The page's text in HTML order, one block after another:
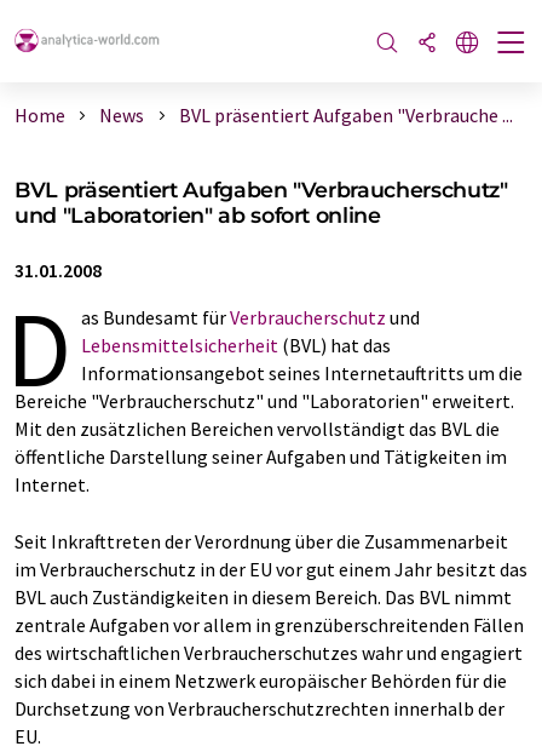
Home News BVL präsentiert Aufgaben "Verbrauche ...
BVL präsentiert Aufgaben "Verbraucherschutz"
und "Laboratorien" ab sofort online
31.01.2008
D as Bundesamt fürVerbraucherschutz und
Lebensmittelsicherheit (BVL) hat das
Informationsangebot seines Internetauftritts um die
Bereiche "Verbraucherschutz" und "Laboratorien" erweitert.
Mit den zusätzlichen Bereichen vervollständigt das BVL die
öffentliche Darstellung seiner Aufgaben und Tätigkeiten im
Internet.
Seit Inkrafttreten der Verordnung über die Zusammenarbeit
im Verbraucherschutz in der EU vor gut einem Jahr besitzt das
BVL auch Zuständigkeiten in diesem Bereich. Das BVL nimmt
zentrale Aufgaben vor allem in grenzüberschreitenden Fällen
des wirtschaftlichen Verbraucherschutzes wahr und engagiert
sich dabei in einem Netzwerk europäischer Behörden für die
Durchsetzung von Verbraucherschutzrechten innerhalb der
EU.